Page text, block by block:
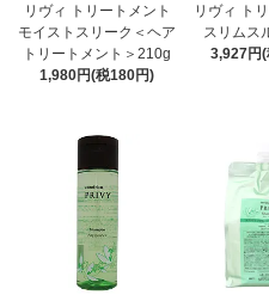
リヴィ トリートメント
モイストスリーク＜ヘア
トリートメント＞210g
1,980円(税180円)
リヴィ ト
スリムス
3,927円